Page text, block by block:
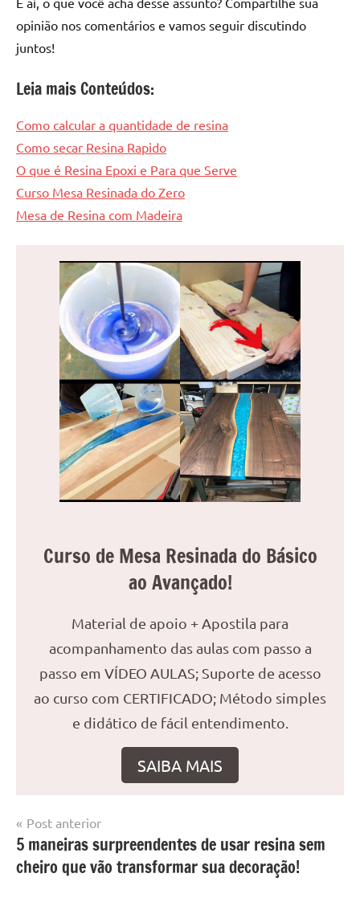
opinião nos comentários e vamos seguir discutindo
juntos!
Leia mais Conteúdos:
Como calcular a quantidade de resina
Como secar Resina Rapido
O que é Resina Epoxi e Para que Serve
Curso Mesa Resinada do Zero
Mesa de Resina com Madeira
Curso de Mesa Resinada do Básico
ao Avançado!
Material de apoio + Apostila para
acompanhamento das aulas com passo a
passo em VÍDEO AULAS; Suporte de acesso
ao curso com CERTIFICADO; Método simples
e didático de fácil entendimento.
SAIBA MAIS
Marcado
com
mesa
Mesa
resinada
Navegação
de
Post
Post anterior
5 maneiras surpreendentes de usar resina sem
cheiro que vão transformar sua decoração!